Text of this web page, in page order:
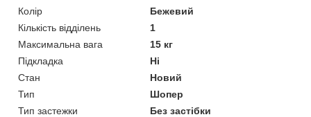
Колір
Бежевий
Кількість відділень
1
Максимальна вага
15 кг
Підкладка
Ні
Стан
Новий
Тип
Шопер
Тип застежки
Без застібки